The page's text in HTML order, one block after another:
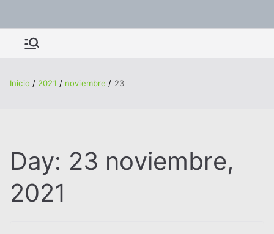
Inicio 2021 noviembre 23
Day: 23 noviembre,
2021